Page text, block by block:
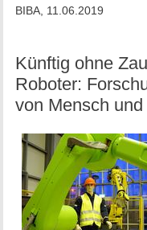
BIBA, 11.06.2019
Künftig ohne
Roboter:
von Mensch